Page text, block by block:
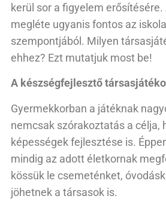
kerül sor a figyelem
megléte ugyanis fontos az
szempontjából. Milyen
ehhez? Ezt mutatjuk most be!
A készségfejlesztő
Gyermekkorban a játéknak
nemcsak szórakoztatás a célja,
képességek fejlesztése is.
mindig az adott életkornak
kössük le csemeténket,
jöhetnek a társasok is.